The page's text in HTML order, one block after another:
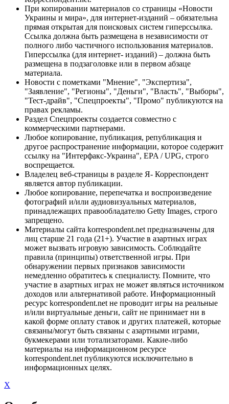
При копировании материалов со страницы «Новости
Украины и мира», для интернет-изданий – обязательна
прямая открытая для поисковых систем гиперссылка.
Ссылка должна быть размещена в независимости от
полного либо частичного использования материалов.
Гиперссылка (для интернет- изданий) – должна быть
размещена в подзаголовке или в первом абзаце
материала.
Новости с пометками "Мнение", "Экспертиза",
"Заявление", "Регионы", "Деньги", "Власть", "Выборы",
"Тест-драйв", "Спецпроекты", "Промо" публикуются на
правах рекламы.
Раздел Спецпроекты создается совместно с
коммерческими партнерами.
Любое копирование, публикация, републикация и
другое распространение информации, которое содержит
ссылку на "Интерфакс-Украина", EPA / UPG, строго
воспрещается.
Владелец веб-страницы в разделе Я- Корреспондент
является автор публикации.
Любое копирование, перепечатка и воспроизведение
фотографий и/или аудиовизуальных материалов,
принадлежащих правообладателю Getty Images, строго
запрещено.
Материалы сайта korrespondent.net предназначены для
лиц старше 21 года (21+). Участие в азартных играх
может вызвать игровую зависимость. Соблюдайте
правила (принципы) ответственной игры. При
обнаружении первых признаков зависимости
немедленно обратитесь к специалисту. Помните, что
участие в азартных играх не может являться источником
доходов или альтернативой работе. Информационный
ресурс korrespondent.net не проводит игры на реальные
и/или виртуальные деньги, сайт не принимает ни в
какой форме оплату ставок и других платежей, которые
связаны/могут быть связаны с азартными играми,
букмекерами или тотализаторами. Какие-либо
материалы на информационном ресурсе
korrespondent.net публикуются исключительно в
информационных целях.
X